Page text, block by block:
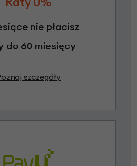
nie płacisz
do 60 miesięcy
szczegóły